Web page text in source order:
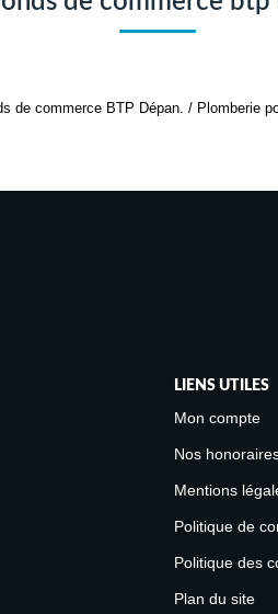
de commerce BTP Dépan. / Plomberie
LIENS UTILES
Mon compte
Nos
Mentions
Politique de
Politique des
Plan du site